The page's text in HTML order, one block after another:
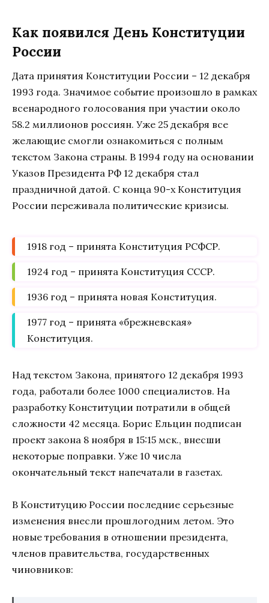
Как появился День Конституции
России
Дата принятия Конституции России – 12 декабря
1993 года. Значимое событие произошло в рамках
всенародного голосования при участии около
58.2 миллионов россиян. Уже 25 декабря все
желающие смогли ознакомиться с полным
текстом Закона страны. В 1994 году на основании
Указов Президента РФ 12 декабря стал
праздничной датой. С конца 90-х Конституция
России переживала политические кризисы.
1918 год – принята Конституция РСФСР.
1924 год – принята Конституция СССР.
1936 год – принята новая Конституция.
1977 год – принята «брежневская»
Конституция.
Над текстом Закона, принятого 12 декабря 1993
года, работали более 1000 специалистов. На
разработку Конституции потратили в общей
сложности 42 месяца. Борис Ельцин подписан
проект закона 8 ноября в 15:15 мск., внесши
некоторые поправки. Уже 10 числа
окончательный текст напечатали в газетах.
В Конституцию России последние серьезные
изменения внесли прошлогодним летом. Это
новые требования в отношении президента,
членов правительства, государственных
чиновников: